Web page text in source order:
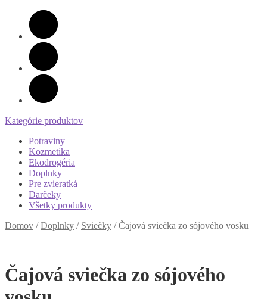
Kategórie produktov
Potraviny
Kozmetika
Ekodrogéria
Doplnky
Pre zvieratká
Darčeky
Všetky produkty
Domov /Doplnky / Sviečky /Čajová sviečka zo sójového vosku
Čajová sviečka zo sójového